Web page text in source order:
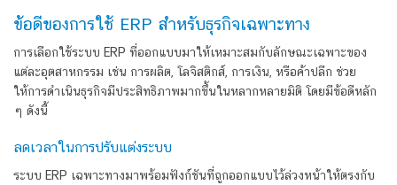
ข้อดีของการใช้ ERP สำหรับธุรกิจเฉพาะทาง
การเลือกใช้ระบบ ERP ที่ออกแบบมาให้เหมาะสมกับลักษณะเฉพาะของ
แต่ละอุตสาหกรรม เช่น การผลิต, โลจิสติกส์, การเงิน, หรือค้าปลีก ช่วย
ให้การดำเนินธุรกิจมีประสิทธิภาพมากขึ้นในหลากหลายมิติ โดยมีข้อดีหลัก
ๆ ดังนี้
ลดเวลาในการปรับแต่งระบบ
ระบบ ERP เฉพาะทางมาพร้อมฟังก์ชันที่ถูกออกแบบไว้ล่วงหน้าให้ตรงกับ